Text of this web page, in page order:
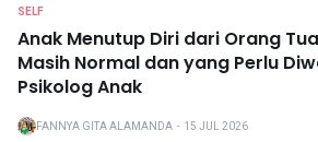
SELF
Anak Menutup Diri dari Orang
Masih Normal dan yang Perlu
Psikolog Anak
FANNYA GITA ALAMANDA ・ 15 JUL 2026